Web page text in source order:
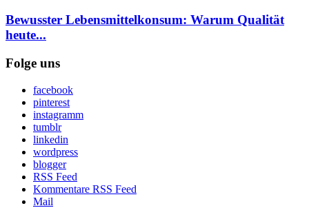
Bewusster Lebensmittelkonsum: Warum Qualität
heute...
Folge uns
facebook
pinterest
instagramm
tumblr
linkedin
wordpress
blogger
RSS Feed
Kommentare RSS Feed
Mail